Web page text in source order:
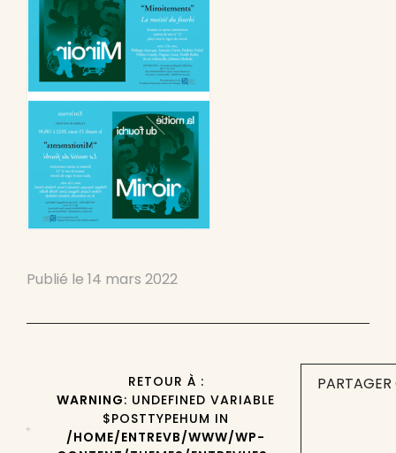
Publié le 14 mars 2022
RETOUR À :
WARNING: UNDEFINED VARIABLE
$POSTTYPEHUM IN
/HOME/ENTREVB/WWW/WP-